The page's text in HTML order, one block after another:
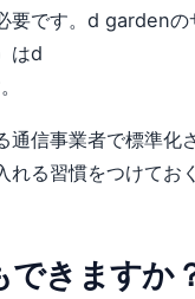
要です。d gardenの
はd
通信事業者で標準化
れる習慣をつけてお
できますか